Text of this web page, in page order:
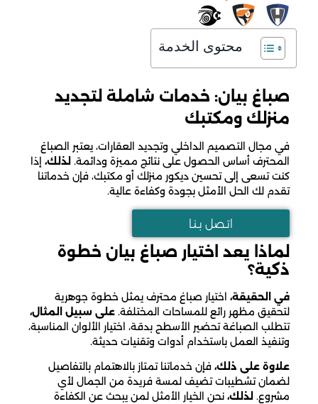
محتوى الخدمة
صباغ بيان: خدمات شاملة لتجديد
منزلك ومكتبك
في مجال التصميم الداخلي وتجديد العقارات، يعتبر الصباغ
المحترف أساس الحصول على نتائج مميزة ودائمة. لذلك، إذا
كنت تسعى إلى تحسين ديكور منزلك أو مكتبك، فإن خدماتنا
تقدم لك الحل الأمثل بجودة وكفاءة عالية.
اتـصل بـنـا
لماذا يعد اختيار صباغ بيان خطوة
ذكية؟
في الحقيقة، اختيار صباغ محترف يمثل خطوة جوهرية
لتحقيق مظهر رائع للمساحات المختلفة. على سبيل المثال،
تتطلب الصباغة تحضير الأسطح بدقة، اختيار الألوان المناسبة،
وتنفيذ العمل باستخدام أدوات وتقنيات حديثة.
علاوة على ذلك، فإن خدماتنا تمتاز بالاهتمام بالتفاصيل
لضمان تشطيبات تضيف لمسة فريدة من الجمال لأي
مشروع. لذلك، نحن الخيار الأمثل لمن يبحث عن الكفاءة